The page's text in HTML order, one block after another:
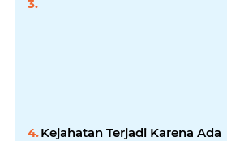
Kejahatan Terjadi Karena Ada